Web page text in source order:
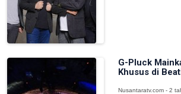
G-Pluck
Khusus di
Nusantaratv.com - 2